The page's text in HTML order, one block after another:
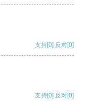
支持[0] 反对[0]
支持[0] 反对[0]